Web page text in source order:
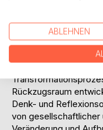
Macht und
Reflexionen
Endzustand, sondern
Rückzugsraum
Denk- und
von gesellschaftlicher
ABLEHNEN